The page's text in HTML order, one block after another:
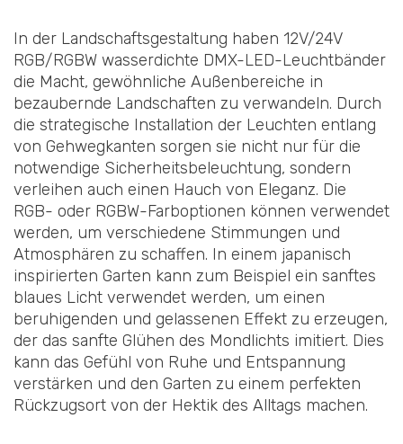
In der Landschaftsgestaltung haben 12V/24V
RGB/RGBW wasserdichte DMX-LED-Leuchtbänder
die Macht, gewöhnliche Außenbereiche in
bezaubernde Landschaften zu verwandeln. Durch
die strategische Installation der Leuchten entlang
von Gehwegkanten sorgen sie nicht nur für die
notwendige Sicherheitsbeleuchtung, sondern
verleihen auch einen Hauch von Eleganz. Die
RGB- oder RGBW-Farboptionen können verwendet
werden, um verschiedene Stimmungen und
Atmosphären zu schaffen. In einem japanisch
inspirierten Garten kann zum Beispiel ein sanftes
blaues Licht verwendet werden, um einen
beruhigenden und gelassenen Effekt zu erzeugen,
der das sanfte Glühen des Mondlichts imitiert. Dies
kann das Gefühl von Ruhe und Entspannung
verstärken und den Garten zu einem perfekten
Rückzugsort von der Hektik des Alltags machen.